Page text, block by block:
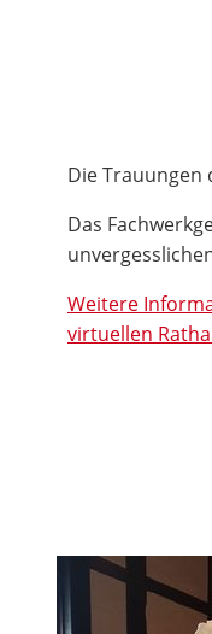
Die Trauungen
Das
Weitere
virtuellen